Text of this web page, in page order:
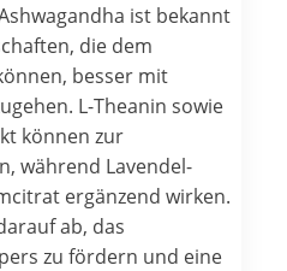
ist bekannt
die dem
besser mit
L-Theanin sowie
können zur
während Lavendel-
ergänzend wirken.
ab, das
zu fördern und eine